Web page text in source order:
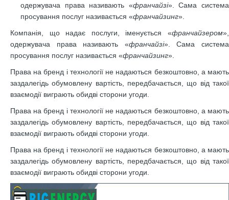
одержувача права називають «франчайзі». Сама система
просування послуг називається «франчайзинг».
Компанія, що надає послуги, іменується «франчайзером»,
одержувача права називають «франчайзі». Сама система
просування послуг називається «франчайзинг».
Права на бренд і технології не надаються безкоштовно, а мають
заздалегідь обумовлену вартість, передбачається, що від такої
взаємодії виграють обидві сторони угоди.
Права на бренд і технології не надаються безкоштовно, а мають
заздалегідь обумовлену вартість, передбачається, що від такої
взаємодії виграють обидві сторони угоди.
Права на бренд і технології не надаються безкоштовно, а мають
заздалегідь обумовлену вартість, передбачається, що від такої
взаємодії виграють обидві сторони угоди.